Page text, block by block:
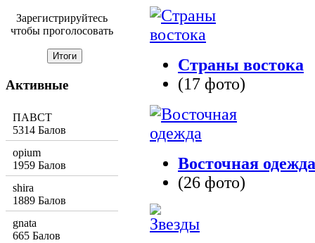
Страны востока
(17 фото)
Восточная одежда
(26 фото)
Зарегистрируйтесь
чтобы проголосовать
Активные
ПАВСТ
5314 Балов
opium
1959 Балов
shira
1889 Балов
gnata
665 Балов